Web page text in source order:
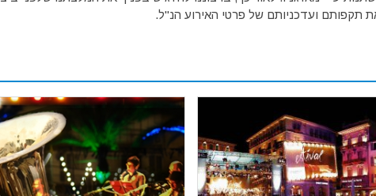
תקפותם ועדכניותם של פרטי האירוע הנ"ל.